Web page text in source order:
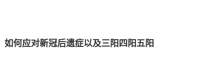
如何应对新冠后遗症以及三阳四阳五阳